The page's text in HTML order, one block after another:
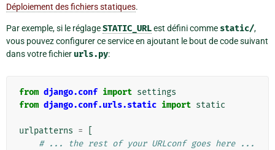
Déploiement des fichiers statiques.
Par exemple, si le réglageSTATIC_URLest défini comme static/,
vous pouvez configurer ce service en ajoutant le bout de code suivant
dans votre fichier urls.py:
from django.conf import settings
from django.conf.urls.static import static
urlpatterns =
# ... the rest of your URLconf goes here ...